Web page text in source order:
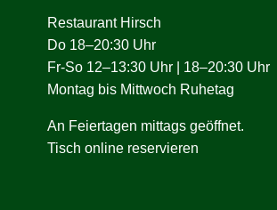
Restaurant Hirsch
Do 18–20:30 Uhr
Fr-So 12–13:30 Uhr | 18–20:30 Uhr
Montag bis Mittwoch Ruhetag
An Feiertagen mittags geöffnet.
Tisch online reservieren